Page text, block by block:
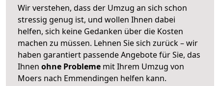
Wir verstehen, dass der Umzug an sich schon
stressig genug ist, und wollen Ihnen dabei
helfen, sich keine Gedanken über die Kosten
machen zu müssen. Lehnen Sie sich zurück – wir
haben garantiert passende Angebote für Sie, das
Ihnen ohne Probleme mit Ihrem Umzug von
Moers nach Emmendingen helfen kann.